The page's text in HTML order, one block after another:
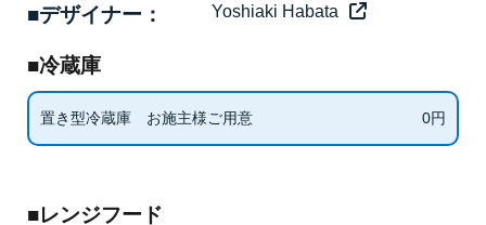
■デザイナー： Yoshiaki Habata
■冷蔵庫
置き型冷蔵庫 お施主様ご用意 0円
■レンジフード